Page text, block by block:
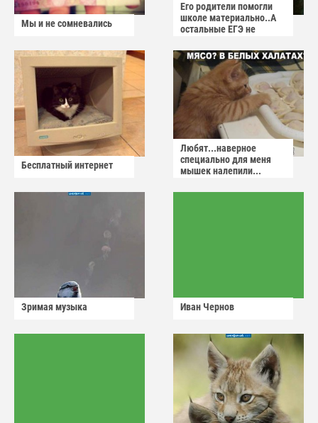
Мы и не сомневались
Его родители помогли
школе материально..А
остальные ЕГЭ не
Бесплатный интернет
Любят...наверное
специально для меня
мышек налепили...
Зримая музыка Иван Чернов